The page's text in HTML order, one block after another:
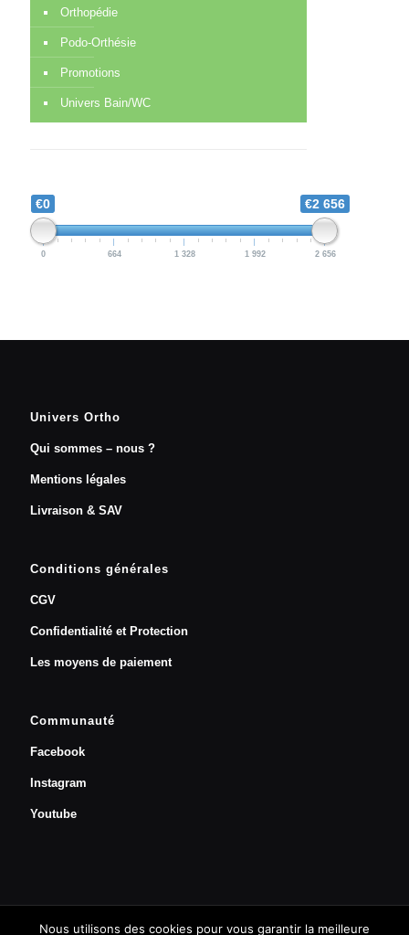
Orthopédie
Podo-Orthésie
Promotions
Univers Bain/WC
€0 €2 656
0 664 1 328 1 992 2 656
Univers Ortho
Qui sommes – nous ?
Mentions légales
Livraison & SAV
Conditions générales
CGV
Confidentialité et Protection
Les moyens de paiement
Communauté
Facebook
Instagram
Youtube
Nous utilisons des cookies pour vous garantir la meilleure